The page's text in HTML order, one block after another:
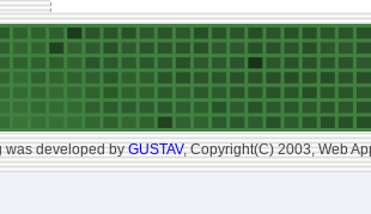
was developed byGUSTAV, Copyright(C) 2003, Web